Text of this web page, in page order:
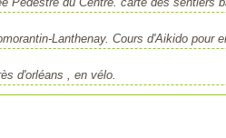
Lanthenay. Cours d'Aikido pour
d'orléans , en vélo.